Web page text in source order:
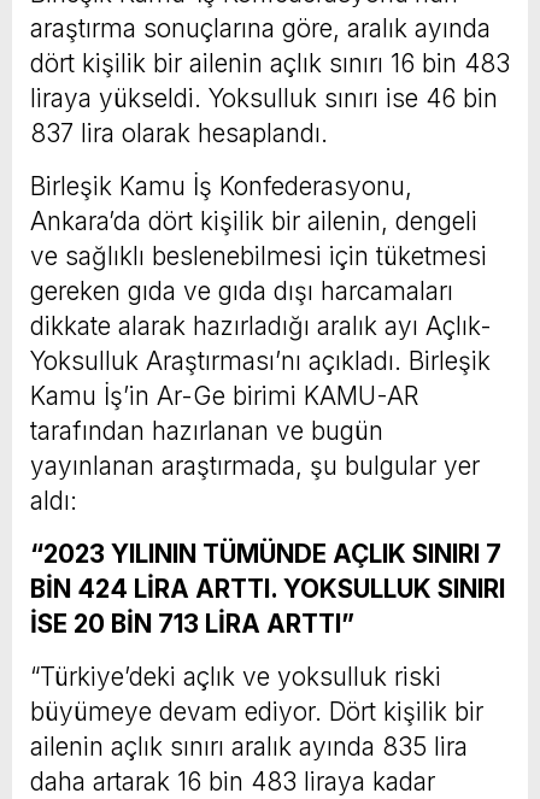
araştırma sonuçlarına göre, aralık ayında
dört kişilik bir ailenin açlık sınırı 16 bin 483
liraya yükseldi. Yoksulluk sınırı ise 46 bin
837 lira olarak hesaplandı.
Birleşik Kamu İş Konfederasyonu,
Ankara’da dört kişilik bir ailenin, dengeli
ve sağlıklı beslenebilmesi için tüketmesi
gereken gıda ve gıda dışı harcamaları
dikkate alarak hazırladığı aralık ayı Açlık-
Yoksulluk Araştırması’nı açıkladı. Birleşik
Kamu İş’in Ar-Ge birimi KAMU-AR
tarafından hazırlanan ve bugün
yayınlanan araştırmada, şu bulgular yer
aldı:
“2023 YILININ TÜMÜNDE AÇLIK SINIRI 7
BİN 424 LİRA ARTTI. YOKSULLUK SINIRI
İSE 20 BİN 713 LİRA ARTTI”
“Türkiye’deki açlık ve yoksulluk riski
büyümeye devam ediyor. Dört kişilik bir
ailenin açlık sınırı aralık ayında 835 lira
daha artarak 16 bin 483 liraya kadar